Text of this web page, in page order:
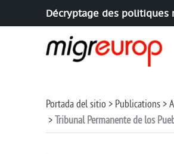
Aller à la navigation
Aller au contenu
Décryptage des
Portada del sitio Publications
Tribunal Permanente de los